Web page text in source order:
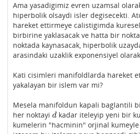
Ama yasadigimiz evren uzamsal
hiperbolik olsaydi isler degisecekti.
hareket ettirmeye calistigimda
birbirine yaklasacak ve hatta bir
noktada kaynasacak, hiperbolik
arasindaki uzaklik exponensiyel
Kati cisimleri manifoldlarda hareket
yakalayan bir islem var mi?
Mesela manifoldun kapali baglantili
her noktayi d
dkadar iteleyip yeni bir
kumelerin "hacminin" orjinal